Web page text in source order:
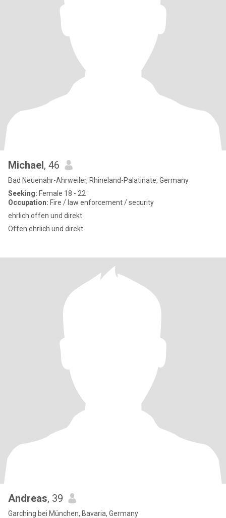
Michael, 46
Bad Neuenahr-Ahrweiler, Rhineland-Palatinate, Germany
Seeking: Female 18 - 22
Occupation: Fire / law enforcement / security
ehrlich offen und direkt
Offen ehrlich und direkt
Andreas, 39
Garching bei München, Bavaria, Germany